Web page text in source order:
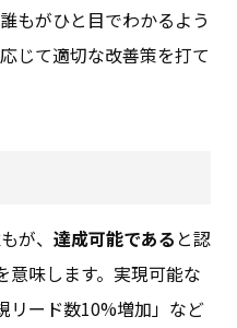
もがひと目でわかるよう
じて適切な改善策を打て
が、 達成可能である と認
意味します。実現可能な
リード数10%増加」など